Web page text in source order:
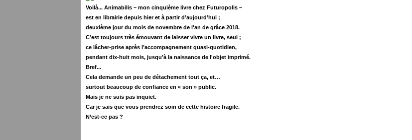
Voilà... Animabilis – mon cinquième livre chez Futuropolis –
est en librairie depuis hier et à partir d’aujourd’hui ;
deuxième jour du mois de novembre de l'an de grâce 2018.
C’est toujours très émouvant de laisser vivre un livre, seul ;
ce lâcher-prise après l’accompagnement quasi-quotidien,
pendant dix-huit mois, jusqu’à la naissance de l'objet imprimé.
Bref...
Cela demande un peu de détachement tout ça, et…
surtout beaucoup de confiance en « son » public.
Mais je ne suis pas inquiet.
Car je sais que vous prendrez soin de cette histoire fragile.
N’est-ce pas ?